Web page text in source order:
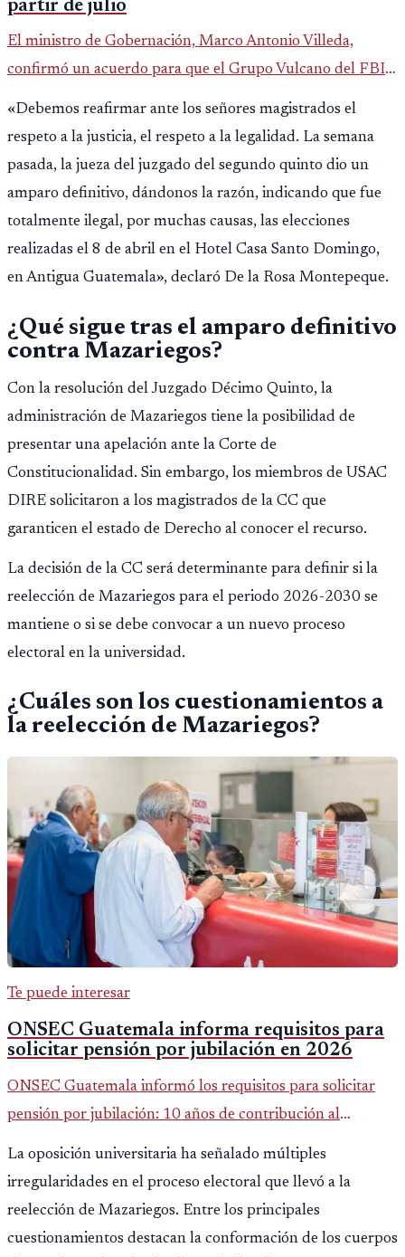
partir de julio
El ministro de Gobernación, Marco Antonio Villeda,
confirmó un acuerdo para que el Grupo Vulcano del FBI
opere en Guatemala a partir de julio, tras un intento
fallido con la administración anterior del Ministerio
Público.
«Debemos reafirmar ante los señores magistrados el
respeto a la justicia, el respeto a la legalidad. La semana
pasada, la jueza del juzgado del segundo quinto dio un
amparo definitivo, dándonos la razón, indicando que fue
totalmente ilegal, por muchas causas, las elecciones
realizadas el 8 de abril en el Hotel Casa Santo Domingo,
en Antigua Guatemala», declaró De la Rosa Montepeque.
¿Qué sigue tras el amparo definitivo
contra Mazariegos?
Con la resolución del Juzgado Décimo Quinto, la
administración de Mazariegos tiene la posibilidad de
presentar una apelación ante la Corte de
Constitucionalidad. Sin embargo, los miembros de USAC
DIRE solicitaron a los magistrados de la CC que
garanticen el estado de Derecho al conocer el recurso.
La decisión de la CC será determinante para definir si la
reelección de Mazariegos para el periodo 2026-2030 se
mantiene o si se debe convocar a un nuevo proceso
electoral en la universidad.
¿Cuáles son los cuestionamientos a
la reelección de Mazariegos?
Te puede interesar
ONSEC Guatemala informa requisitos para
solicitar pensión por jubilación en 2026
ONSEC Guatemala informó los requisitos para solicitar
pensión por jubilación: 10 años de contribución al
La oposición universitaria ha señalado múltiples
irregularidades en el proceso electoral que llevó a la
reelección de Mazariegos. Entre los principales
cuestionamientos destacan la conformación de los cuerpos